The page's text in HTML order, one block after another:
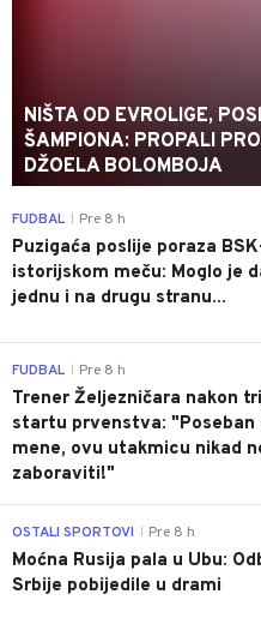
NIŠTA OD EVROLIGE,
ŠAMPIONA: PROPALI
DŽOELA BOLOMBOJA
FUDBAL Pre 8 h
Puzigaća poslije poraza
istorijskom meču: Moglo je
jednu i na drugu stranu...
FUDBAL Pre 8 h
Trener Željezničara nakon
startu prvenstva: "Poseban
mene, ovu utakmicu nikad
zaboraviti!"
OSTALI SPORTOVI Pre 8 h
Moćna Rusija pala u Ubu:
Srbije pobijedile u drami